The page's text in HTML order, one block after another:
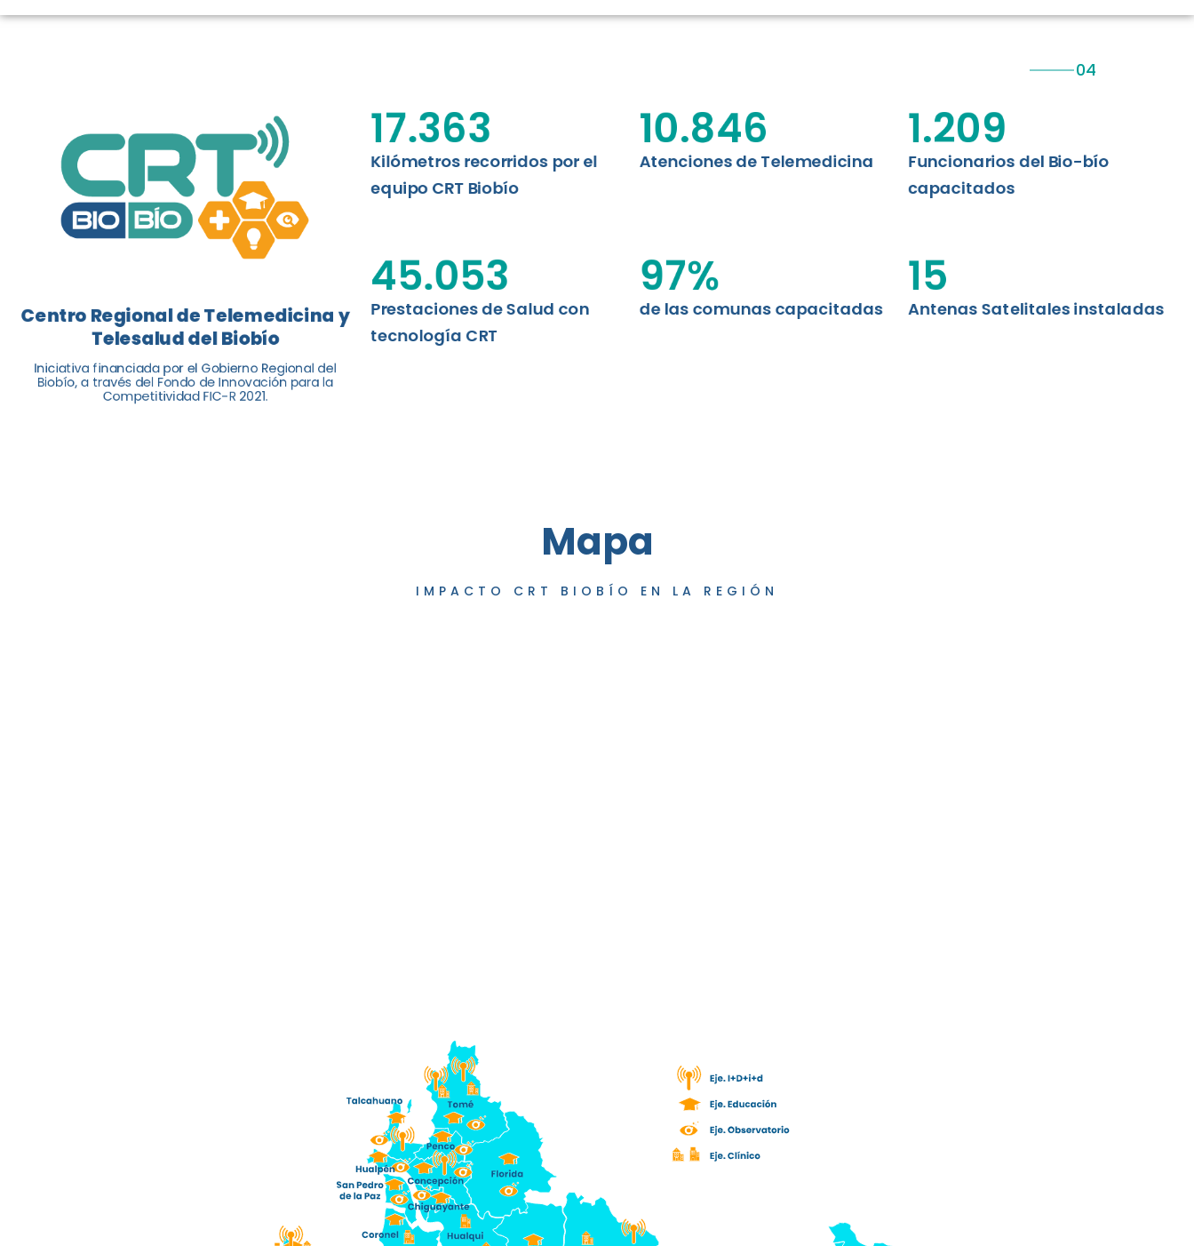
ABORDAJE CLÍNICO EN
I+D+I+E
MDPA
Telesalud del Biobío, a través de la Universidad de Concepción...
Leer más
Centro Regional de Telemedicina y
Telesalud del Biobío
Iniciativa financiada por el Gobierno Regional del
Biobío, a través del Fondo de Innovación para la
Competitividad FIC-R 2021.
Kilómetros recorridos por el
equipo CRT Biobío
17.363
Atenciones de Telemedicina
10.846
Funcionarios del Bio-bío
capacitados
1.209
Prestaciones de Salud con
tecnología CRT
45.053
de las comunas capacitadas
97%
Antenas Satelitales instaladas
15
Mapa
IMPACTO CRT BIOBÍO EN LA REGIÓN